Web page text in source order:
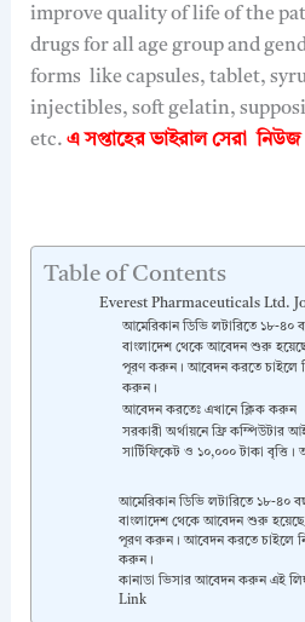
improve quality of life of the
drugs for all age group and
forms like capsules, tablet,
injectibles, soft gelatin,
etc. এ সপ্তাহের ভাইরাল সেরা
Table of Contents
Everest Pharmaceuticals Ltd.
আমেরিকান ডিভি লটারিতে ১৮-
বাংলাদেশ থেকে আবেদন শুরু
পূরণ করুন। আবেদন করতে চাইলে
করুন।
আবেদন করতেঃ এখানে ক্লিক করুন
সরকারী অর্থায়নে ফ্রি কম্পিউটার
সার্টিফিকেট ও ১০,০০০ টাকা
আমেরিকান ডিভি লটারিতে ১৮-৪০
বাংলাদেশ থেকে আবেদন শুরু
পূরণ করুন। আবেদন করতে চাইলে
করুন।
কানাডা ভিসার আবেদন করুন এই
Link